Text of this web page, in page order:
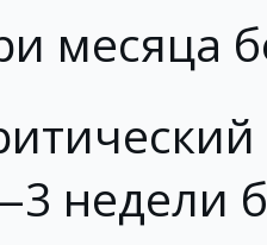
месяца
недели